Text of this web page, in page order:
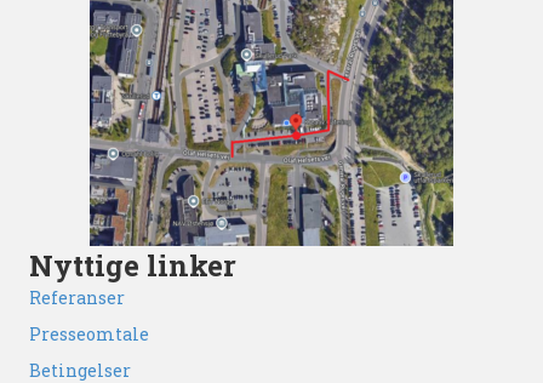
Nyttige linker
Referanser
Presseomtale
Betingelser